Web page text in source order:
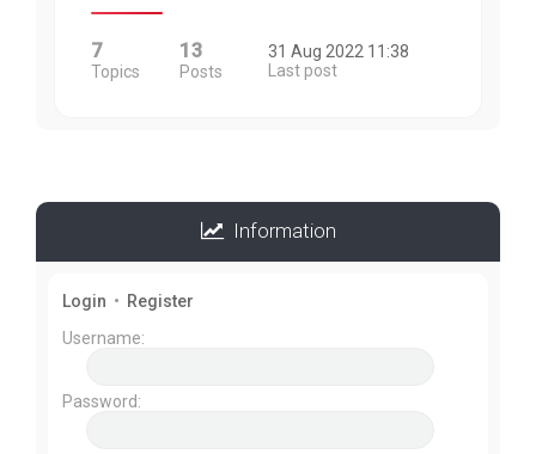
7
Topics
13
Posts
31 Aug 2022 11:38
Last post
Information
Login • Register
Username:
Password: